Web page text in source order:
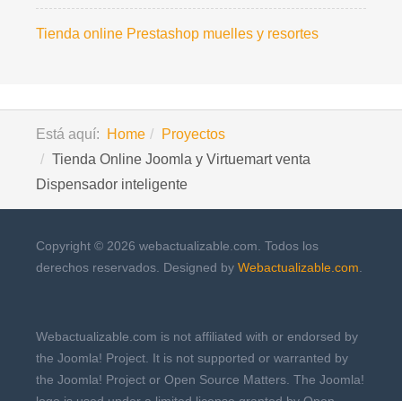
Tienda online Prestashop muelles y resortes
Está aquí: Home
Proyectos
Tienda Online Joomla y Virtuemart venta
Dispensador inteligente
Copyright © 2026 webactualizable.com. Todos los
derechos reservados. Designed by Webactualizable.com
Webactualizable.com is not affiliated with or endorsed by
the Joomla! Project. It is not supported or warranted by
the Joomla! Project or Open Source Matters. The Joomla!